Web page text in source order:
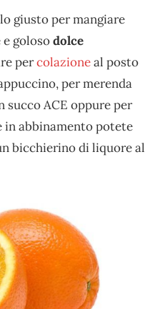
giusto per mangiare
golosodolce
percolazioneal posto
per merenda
succo ACE oppure per
in abbinamento potete
bicchierino di liquore al